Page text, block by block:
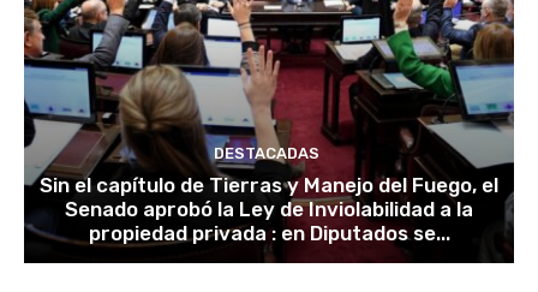
DESTACADAS
Sin el capítulo de Tierras y Manejo del Fuego, el
Senado aprobó la Ley de Inviolabilidad a la
propiedad privada : en Diputados se...